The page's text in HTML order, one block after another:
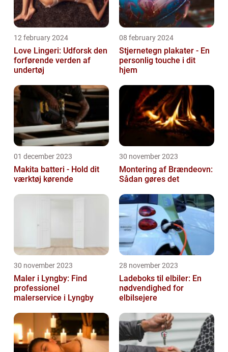
12 february 2024
Love Lingeri: Udforsk den
forførende verden af
undertøj
08 february 2024
Stjernetegn plakater - En
personlig touche i dit
hjem
01 december 2023
Makita batteri - Hold dit
værktøj kørende
30 november 2023
Montering af Brændeovn:
Sådan gøres det
30 november 2023
Maler i Lyngby: Find
professionel
malerservice i Lyngby
28 november 2023
Ladeboks til elbiler: En
nødvendighed for
elbilsejere